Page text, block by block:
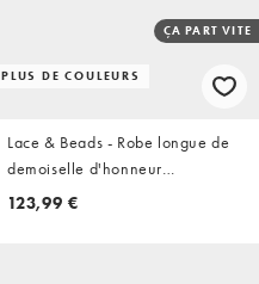
PLUS DE COULEURS
ÇA PART VITE
Lace & Beads - Robe longue de
demoiselle d'honneur
asymétrique à fleurs avec
123,99 €